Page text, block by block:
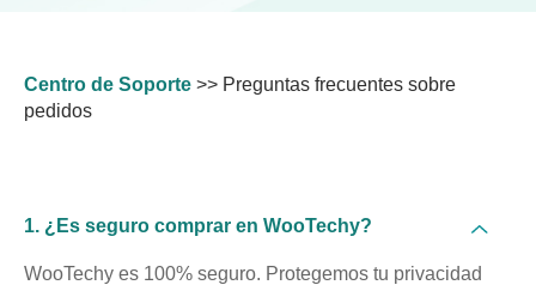
Centro de Soporte >> Preguntas frecuentes sobre
pedidos
1. ¿Es seguro comprar en WooTechy?
WooTechy es 100% seguro. Protegemos tu privacidad